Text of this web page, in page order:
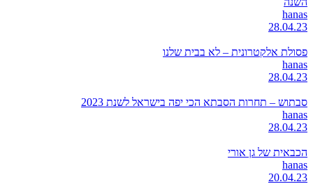
hanas
28.04.23
פסולת אלקטרונית – לא בבית שלנו
hanas
28.04.23
סבתוש – תחרות הסבתא הכי יפה בישראל לשנת 2023
hanas
28.04.23
הכבאית של גן אורי
hanas
20.04.23